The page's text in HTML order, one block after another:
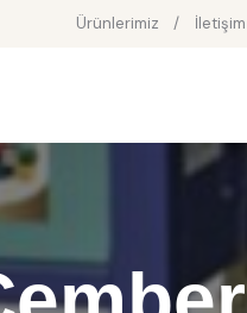
Ürünlerimiz İletişim